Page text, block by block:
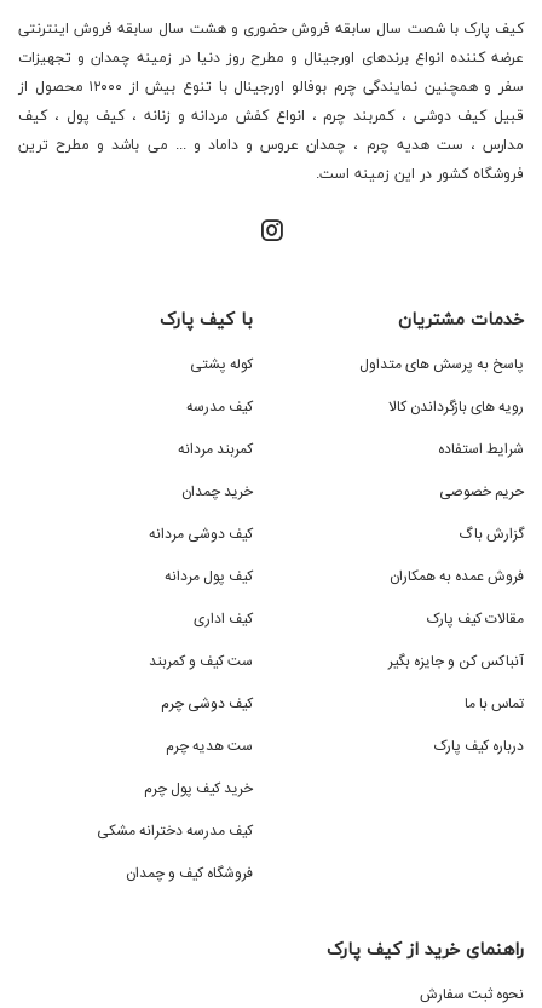
کیف پارک با شصت سال سابقه فروش حضوری و هشت سال سابقه فروش اینترنتی
عرضه کننده انواع برندهای اورجینال و مطرح روز دنیا در زمینه چمدان و تجهیزات
سفر و همچنین نمایندگی چرم بوفالو اورجینال با تنوع بیش از ۱۲۰۰۰ محصول از
قبیل کیف دوشی ، کمربند چرم ، انواع کفش مردانه و زنانه ، کیف پول ، کیف
مدارس ، ست هدیه چرم ، چمدان عروس و داماد و ... می باشد و مطرح ترین
فروشگاه کشور در این زمینه است.
خدمات مشتریان
پاسخ به پرسش های متداول
رویه های بازگرداندن کالا
شرایط استفاده
حریم خصوصی
گزارش باگ
فروش عمده به همکاران
مقالات کیف پارک
آنباکس کن و جایزه بگیر
تماس با ما
درباره کیف پارک
با کیف پارک
کوله پشتی
کیف مدرسه
کمربند مردانه
خرید چمدان
کیف دوشی مردانه
کیف پول مردانه
کیف اداری
ست کیف و کمربند
کیف دوشی چرم
ست هدیه چرم
خرید کیف پول چرم
کیف مدرسه دخترانه مشکی
فروشگاه کیف و چمدان
راهنمای خرید از کیف پارک
نحوه ثبت سفارش